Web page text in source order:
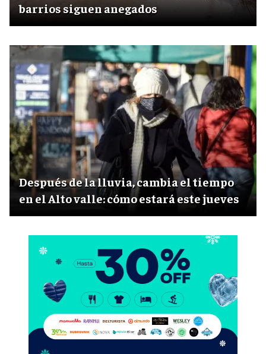
barrios siguen anegados
Después de la lluvia, cambia el tiempo
en el Alto valle: cómo estará este jueves